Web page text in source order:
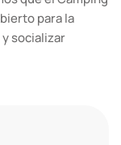
para la
socializar